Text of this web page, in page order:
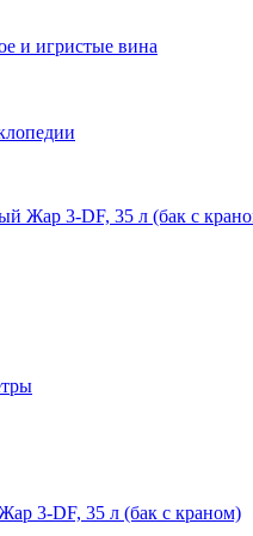
и игристые вина
Жар 3-DF, 35 л (бак с